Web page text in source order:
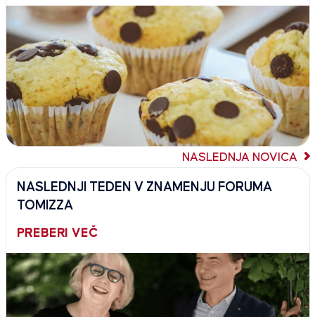
NASLEDNJA NOVICA
NASLEDNJI TEDEN V ZNAMENJU FORUMA
TOMIZZA
PREBERI VEČ